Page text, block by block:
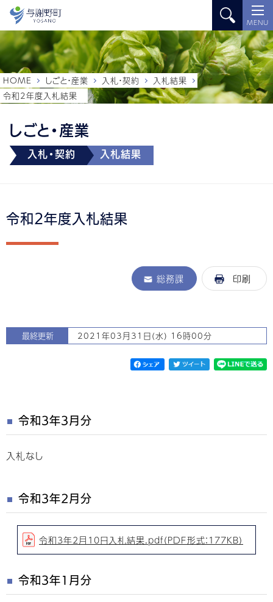
MENU
しごと・産業
入札・契約 入札結果
HOME しごと・産業 入札・契約
入札結果
令和2年度入札結果
令和2年度入札結果
総務課 印刷
最終更新 2021年03月31日(水) 16時00分
令和3年3月分
入札なし
令和3年2月分
令和3年2月10日入札結果.pdf（PDF形式：177KB）
令和3年1月分